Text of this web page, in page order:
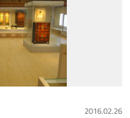
2016.02.26